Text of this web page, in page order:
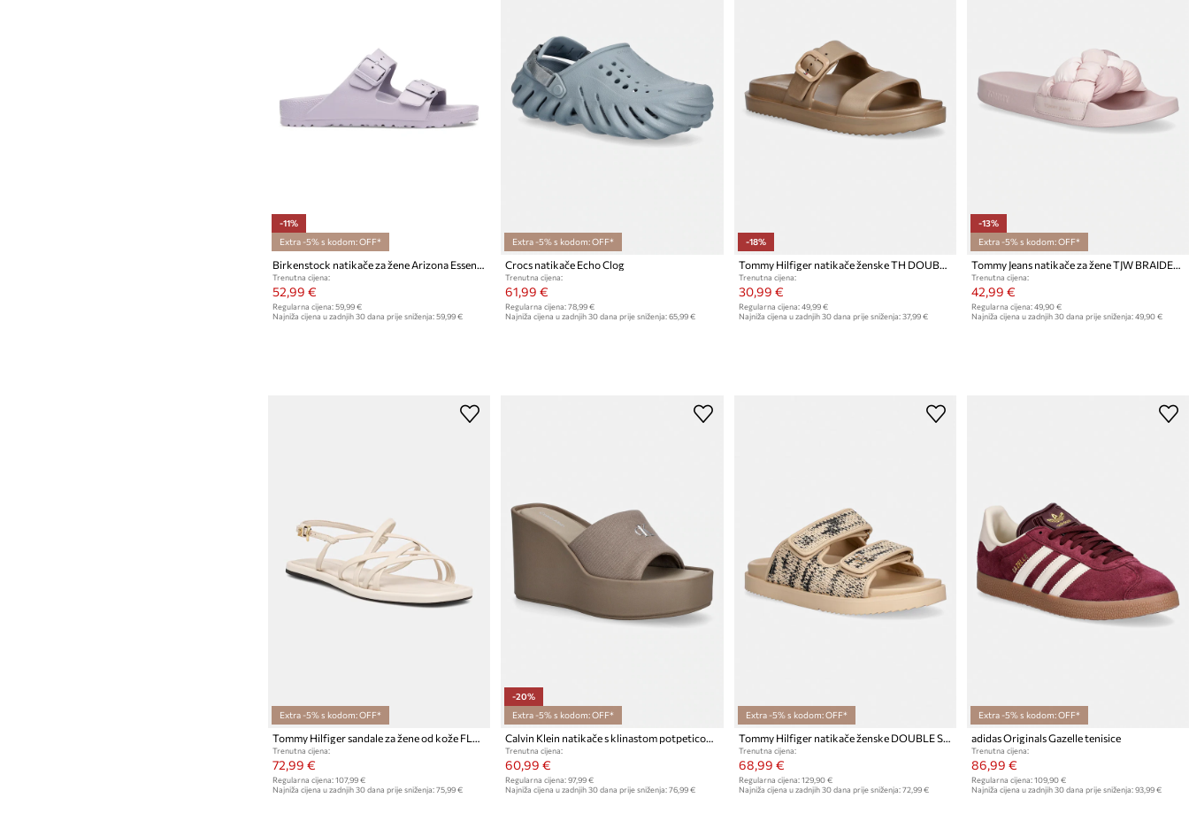
-11%
Extra -5% s kodom: OFF*
Birkenstock natikače za žene Arizona Essentials EVA
Trenutna cijena:
52,99 €
Regularna cijena: 59,99 €
Najniža cijena u zadnjih 30 dana prije sniženja: 59,99 €
Extra -5% s kodom: OFF*
Crocs natikače Echo Clog
Trenutna cijena:
61,99 €
Regularna cijena: 78,99 €
Najniža cijena u zadnjih 30 dana prije sniženja: 65,99 €
-18%
Tommy Hilfiger natikače ženske TH DOUBLE STRAP SANDAL PEARL
Trenutna cijena:
30,99 €
Regularna cijena: 49,99 €
Najniža cijena u zadnjih 30 dana prije sniženja: 37,99 €
-13%
Extra -5% s kodom: OFF*
Tommy Jeans natikače za žene TJW BRAIDED SLIDES
Trenutna cijena:
42,99 €
Regularna cijena: 49,90 €
Najniža cijena u zadnjih 30 dana prije sniženja: 49,90 €
Extra -5% s kodom: OFF*
Tommy Hilfiger sandale za žene od kože FLAT STRAPPY SANDAL LTH
Trenutna cijena:
72,99 €
Regularna cijena: 107,99 €
Najniža cijena u zadnjih 30 dana prije sniženja: 75,99 €
-20%
Extra -5% s kodom: OFF*
Calvin Klein natikače s klinastom potpeticom za žene WEDGE 70 SNDL CANV MG
Trenutna cijena:
60,99 €
Regularna cijena: 97,99 €
Najniža cijena u zadnjih 30 dana prije sniženja: 76,99 €
Extra -5% s kodom: OFF*
Tommy Hilfiger natikače ženske DOUBLE STRAP RAFFIA SANDAL
Trenutna cijena:
68,99 €
Regularna cijena: 129,90 €
Najniža cijena u zadnjih 30 dana prije sniženja: 72,99 €
Extra -5% s kodom: OFF*
adidas Originals Gazelle tenisice
Trenutna cijena:
86,99 €
Regularna cijena: 109,90 €
Najniža cijena u zadnjih 30 dana prije sniženja: 93,99 €